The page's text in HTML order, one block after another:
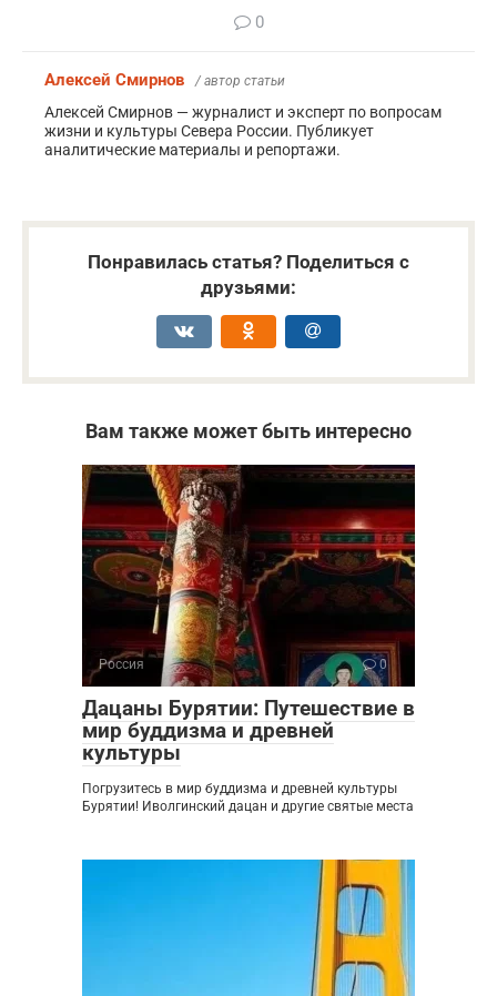
0
Алексей Смирнов / автор статьи
Алексей Смирнов — журналист и эксперт по вопросам
жизни и культуры Севера России. Публикует
аналитические материалы и репортажи.
Понравилась статья? Поделиться с
друзьями:
Вам также может быть интересно
Россия 0
Дацаны Бурятии: Путешествие в
мир буддизма и древней
культуры
Погрузитесь в мир буддизма и древней культуры
Бурятии! Иволгинский дацан и другие святые места